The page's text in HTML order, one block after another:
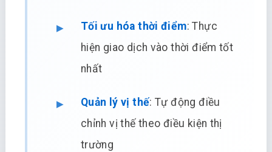
Tối ưu hóa thời điểm: Thực
hiện giao dịch vào thời điểm tốt
nhất
Quản lý vị thế: Tự động điều
chỉnh vị thế theo điều kiện thị
trường